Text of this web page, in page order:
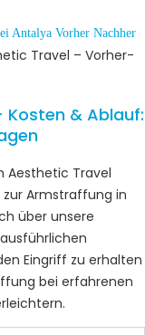
Travel – Vorher-
& Ablauf:
Aesthetic Travel
Armstraffung in
über unsere
Eingriff zu erhalten
bei erfahrenen